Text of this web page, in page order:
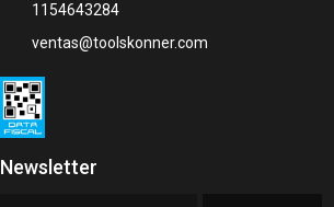
1154643284
ventas@toolskonner.com
Newsletter